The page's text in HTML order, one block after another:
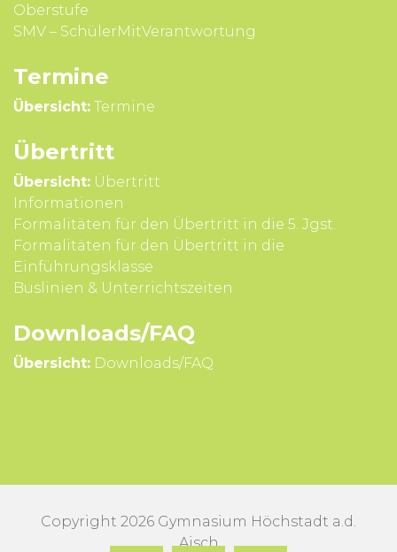
Ober­stufe
SMV – SchülerMitVerantwortung
Termine
Übersicht: Termine
Übertritt
Übersicht: Übertritt
Infor­mationen
Formali­täten für den Über­tritt in die 5. Jgst.
Formali­täten für den Über­tritt in die
Einführungsklasse
Buslinien & Unterrichts­zeiten
Downloads/FAQ
Übersicht: Downloads/FAQ
Copyright 2026 Gymnasium Höchstadt a.d.
Aisch